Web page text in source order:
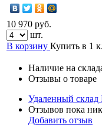
10 970 руб.
шт.
В корзину Купить в 1
Наличие на
Отзывы о товаре
Удаленный склад
Отзывов пока
Добавить отзыв